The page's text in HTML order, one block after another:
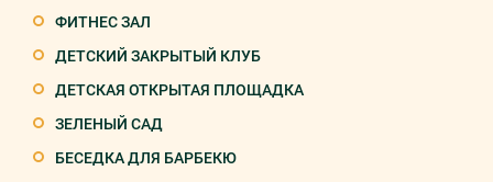
ФИТНЕС ЗАЛ
ДЕТСКИЙ ЗАКРЫТЫЙ КЛУБ
ДЕТСКАЯ ОТКРЫТАЯ ПЛОЩАДКА
ЗЕЛЕНЫЙ САД
БЕСЕДКА ДЛЯ БАРБЕКЮ